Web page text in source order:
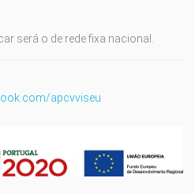
será o de rede fixa nacional.
apcvviseu